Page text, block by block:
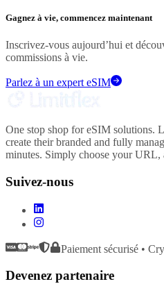
Gagnez à vie, commencez maintenant
Inscrivez-vous aujourd’hui et
commissions à vie.
Parlez à un expert eSIM
One stop shop for eSIM solutions.
create their branded and fully
minutes. Simply choose your URL,
Suivez-nous
Paiement sécurisé •
Devenez partenaire